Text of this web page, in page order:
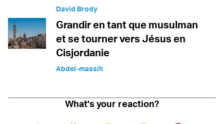
David Brody
Grandir en tant que musulman
et se tourner vers Jésus en
Cisjordanie
Abdel-massih